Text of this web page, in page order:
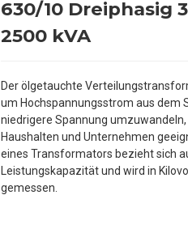
630/10 Dreiphasig
2500 kVA
Der ölgetauchte
um Hochspannungsstrom aus dem
niedrigere Spannung
Haushalten und Unternehmen
eines Transformators bezieht sich
Leistungskapazität und wird in
gemessen.